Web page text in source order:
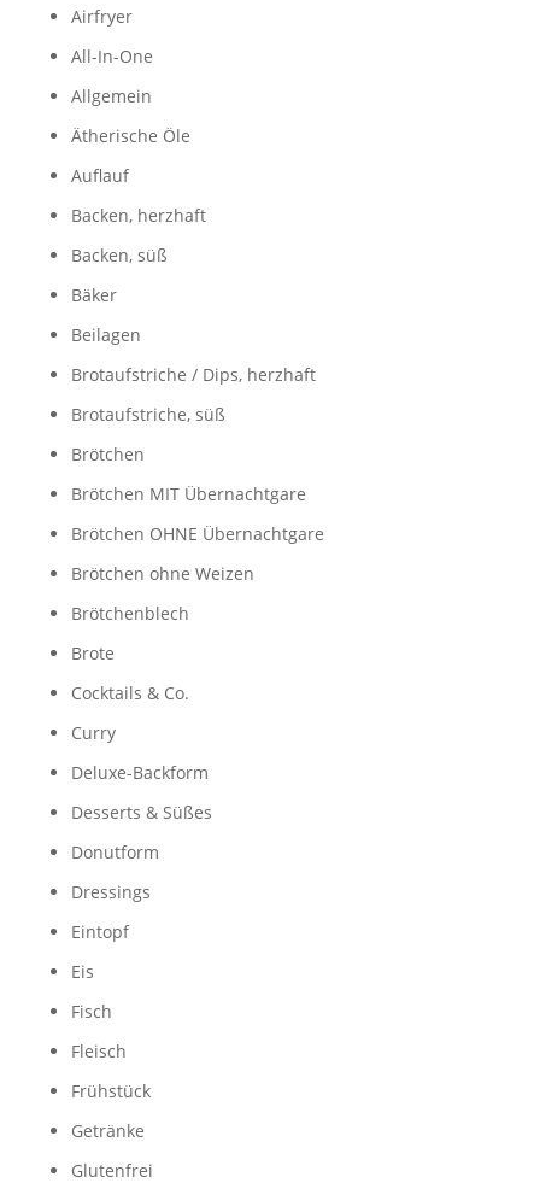
Airfryer
All-In-One
Allgemein
Ätherische Öle
Auflauf
Backen, herzhaft
Backen, süß
Bäker
Beilagen
Brotaufstriche / Dips, herzhaft
Brotaufstriche, süß
Brötchen
Brötchen MIT Übernachtgare
Brötchen OHNE Übernachtgare
Brötchen ohne Weizen
Brötchenblech
Brote
Cocktails & Co.
Curry
Deluxe-Backform
Desserts & Süßes
Donutform
Dressings
Eintopf
Eis
Fisch
Fleisch
Frühstück
Getränke
Glutenfrei